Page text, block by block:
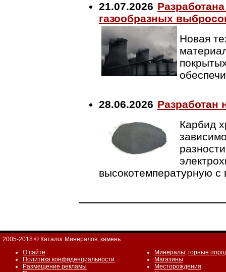
21.07.2026
газообразных
Новая
28.06.2026 Разработан
Карбид
высокотемпературную
2005-2018 © Каталог Минералов, камень
О сайте
Политика конфиденциальности
Размещение рекламы
Минералы, горные
Магазины
Месторождения